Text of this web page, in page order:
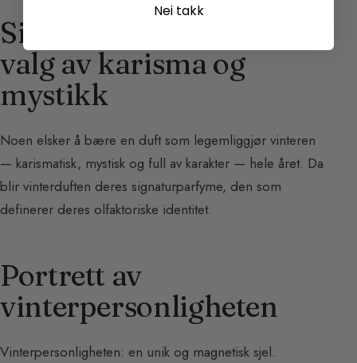
Signaturparfymen: et
valg av karisma og
mystikk
Noen elsker å bære en duft som legemliggjør vinteren
— karismatisk, mystisk og full av karakter — hele året. Da
blir vinterduften deres signaturparfyme, den som
definerer deres olfaktoriske identitet.
Portrett av
vinterpersonligheten
Vinterpersonligheten: en unik og magnetisk sjel.
Nei takk